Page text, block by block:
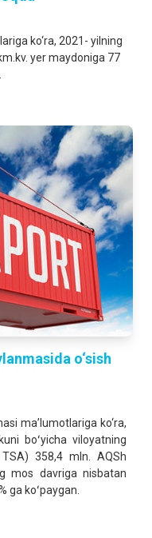
ko‘ra, 2021- yilning
yer maydoniga 77
o‘sish
ma’lumotlariga ko‘ra,
boʻyicha viloyatning
358,4 mln. AQSh
mos davriga nisbatan
ga koʻpaygan.